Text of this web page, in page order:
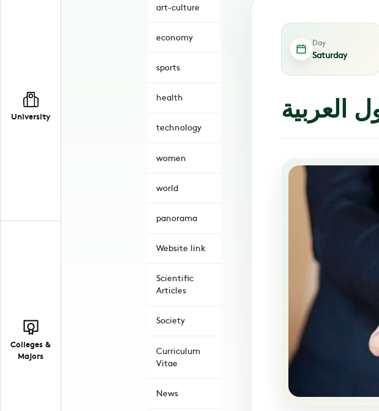
University
Colleges &
Majors
art-culture
economy
sports
health
technology
women
world
panorama
Website link
Scientific
Articles
Society
Curriculum
Vitae
News
Day
Saturday
العربية